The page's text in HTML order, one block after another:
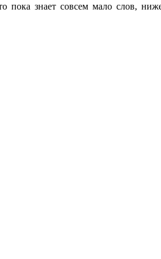
пока знает совсем мало слов,